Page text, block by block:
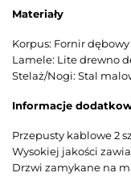
Materiały
Korpus: Fornir
Lamele: Lite drewno
Stelaż/Nogi: Stal
Informacje
Przepusty kablowe 2
Wysokiej jakości
Drzwi zamykane na